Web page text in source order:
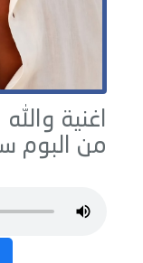
اغنية والله
من البوم